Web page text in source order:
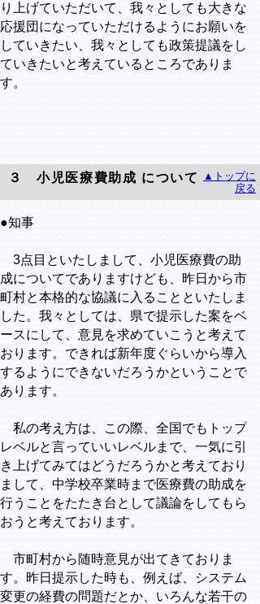
り上げていただいて、我々としても大きな
応援団になっていただけるようにお願いを
していきたい、我々としても政策提議をし
ていきたいと考えているところでありま
す。
３ 小児医療費助成 について
▲トップに
戻る
●知事
3点目といたしまして、小児医療費の助
成についてでありますけども、昨日から市
町村と本格的な協議に入ることといたしま
した。我々としては、県で提示した案をベ
ースにして、意見を求めていこうと考えて
おります。できれば新年度ぐらいから導入
するようにできないだろうかということで
あります。
私の考え方は、この際、全国でもトップ
レベルと言っていいレベルまで、一気に引
き上げてみてはどうだろうかと考えており
まして、中学校卒業時まで医療費の助成を
行うことをたたき台として議論をしてもら
おうと考えております。
市町村から随時意見が出てきておりま
す。昨日提示した時も、例えば、システム
変更の経費の問題だとか、いろんな若干の